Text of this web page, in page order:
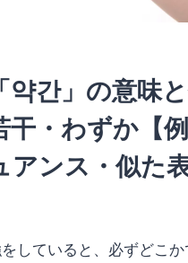
약간」の意味
干・わずか【例
アンス・似た
していると、必ずどこか